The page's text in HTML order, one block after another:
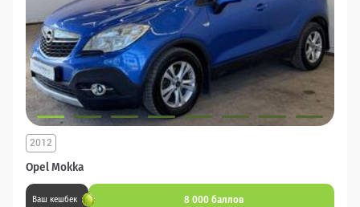
Opel Mokka
2012
Ваш кешбек 8 000 баллов